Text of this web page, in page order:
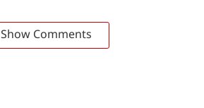
Show Comments